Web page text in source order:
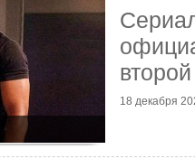
18 декабря